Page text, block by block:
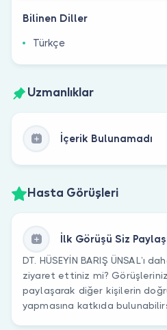
Bilinen Diller
Türkçe
Uzmanlıklar
İçerik Bulunamadı
Hasta Görüşleri
İlk Görüşü Siz
DT. HÜSEYİN BARIŞ ÜNSAL’ı
ziyaret ettiniz mi?
paylaşarak diğer kişilerin
yapmasına katkıda